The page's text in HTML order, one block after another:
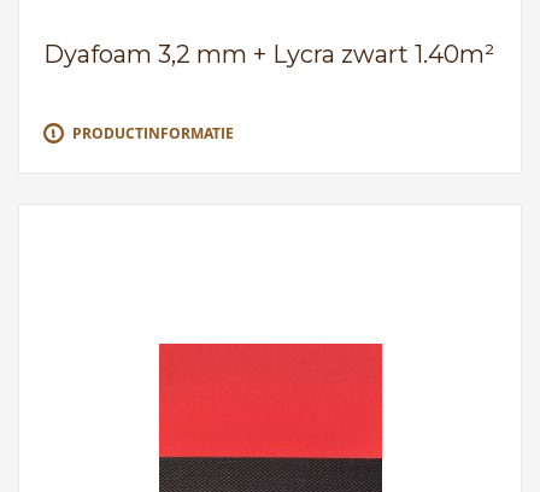
Dyafoam 3,2 mm + Lycra zwart 1.40m²
PRODUCTINFORMATIE